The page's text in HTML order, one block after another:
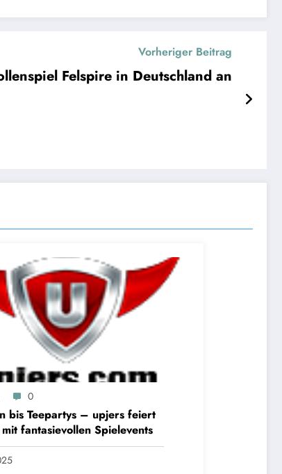
Vorheriger Beitrag
Felspire in Deutschland an
0
bis Teepartys – upjers feiert
fantasievollen Spielevents